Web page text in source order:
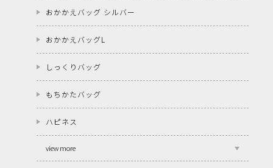
おかかえバッグ シルバー
おかかえバッグL
しっくりバッグ
もちかたバッグ
ハピネス
view more